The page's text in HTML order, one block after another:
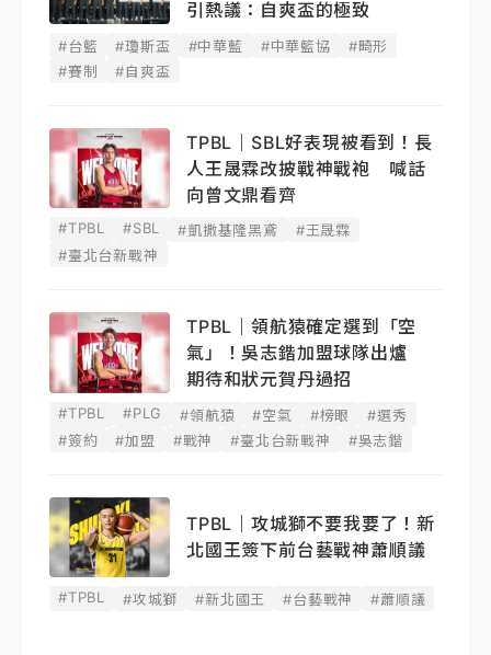
引熱議：自爽盃的極致
#台籃 #瓊斯盃 #中華藍 #中華籃協
#畸形
#賽制
#自爽盃
TPBL｜SBL好表現被看到！長
人王晟霖改披戰神戰袍 喊話
向曾文鼎看齊
#TPBL #SBL #凱撒基隆黑鳶
#王晟霖
#臺北台新戰神
TPBL｜領航猿確定選到「空
氣」！吳志鍇加盟球隊出爐
期待和狀元賀丹過招
#TPBL #PLG #領航猿 #空氣 #榜眼
#選秀
#簽約
#加盟 #戰神 #臺北台新戰神 #吳志鍇
TPBL｜攻城獅不要我要了！新
北國王簽下前台藝戰神蕭順議
#TPBL #攻城獅 #新北國王 #台藝戰神 #蕭順議